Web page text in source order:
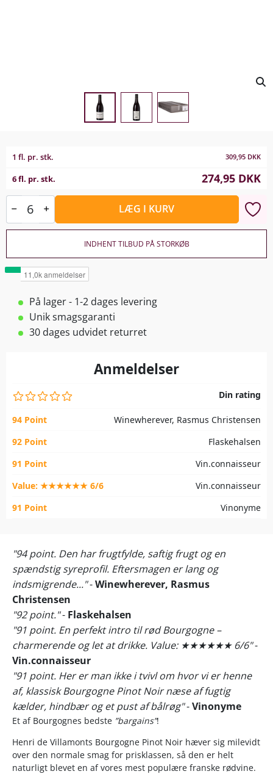
1 fl. pr. stk. 309,95 DKK
6 fl. pr. stk. 274,95 DKK
LÆG I KURV
INDHENT TILBUD PÅ STORKØB
På lager - 1-2 dages levering
Unik smagsgaranti
30 dages udvidet returret
Anmeldelser
Din rating
94 Point
Winewherever, Rasmus Christensen
92 Point
Flaskehalsen
91 Point
Vin.connaisseur
Value: ★★★★★★ 6/6
Vin.connaisseur
91 Point
Vinonyme
"94 point. Den har frugtfylde, saftig frugt og en
spændstig syreprofil. Eftersmagen er lang og
indsmigrende..."-Winewherever, Rasmus
Christensen
"92 point."- Flaskehalsen
"91 point. En perfekt intro til rød Bourgogne –
charmerende og let at drikke. Value: ★★★★★★ 6/6"-
Vin.connaisseur
"91 point. Her er man ikke i tvivl om hvor vi er henne
af, klassisk Bourgogne Pinot Noir næse af fugtig
kælder, hindbær og et pust af bålrøg"-Vinonyme
Et af Bourgognes bedste ”bargains”!
Henri de Villamonts Bourgogne Pinot Noir hæver sig milevidt
over den normale smag for prisklassen, så den er helt
naturligt blevet en af vores mest populære franske rødvine.